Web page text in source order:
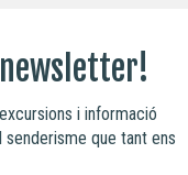
i informació
que tant ens